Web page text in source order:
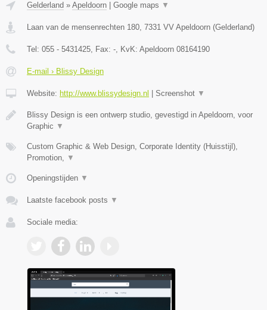
Gelderland » Apeldoorn Google maps ▼
Laan van de mensenrechten 180 7331 VV Apeldoorn (Gelderland)
Tel: 055 - 5431425 , Fax: - , KvK: Apeldoorn 08164190
E-mail › Blissy Design
Website: http://www.blissydesign.nl Screenshot ▼
Blissy Design is een ontwerp studio, gevestigd in Apeldoorn, voor
Graphic ▼
Custom Graphic & Web Design, Corporate Identity (Huisstijl),
Promotion,
▼
Openingstijden ▼
Laatste facebook posts ▼
Sociale media: